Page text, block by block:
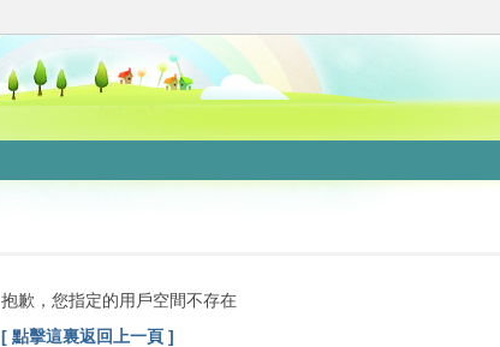
抱歉，您指定的用戶空間不存在
[ 點擊這裏返回上一頁 ]